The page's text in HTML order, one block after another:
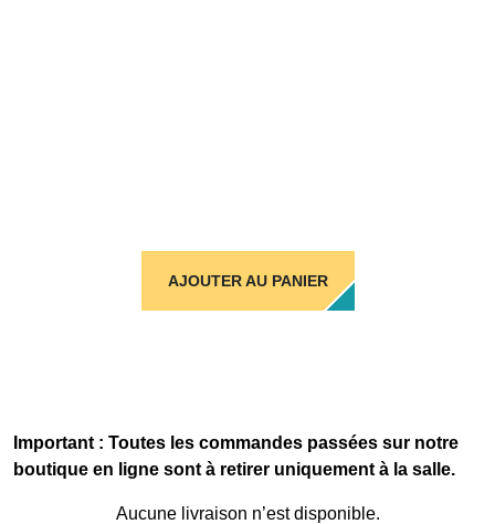
AJOUTER AU PANIER
Important : Toutes les commandes passées sur notre
boutique en ligne sont à retirer uniquement à la salle.
Aucune livraison n’est disponible.